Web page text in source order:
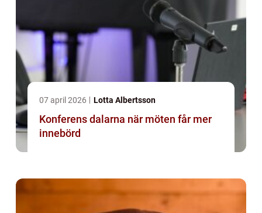
07 april 2026 Lotta Albertsson
Konferens dalarna när möten får mer
innebörd